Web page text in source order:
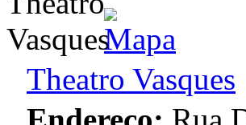
Theatro Vasques